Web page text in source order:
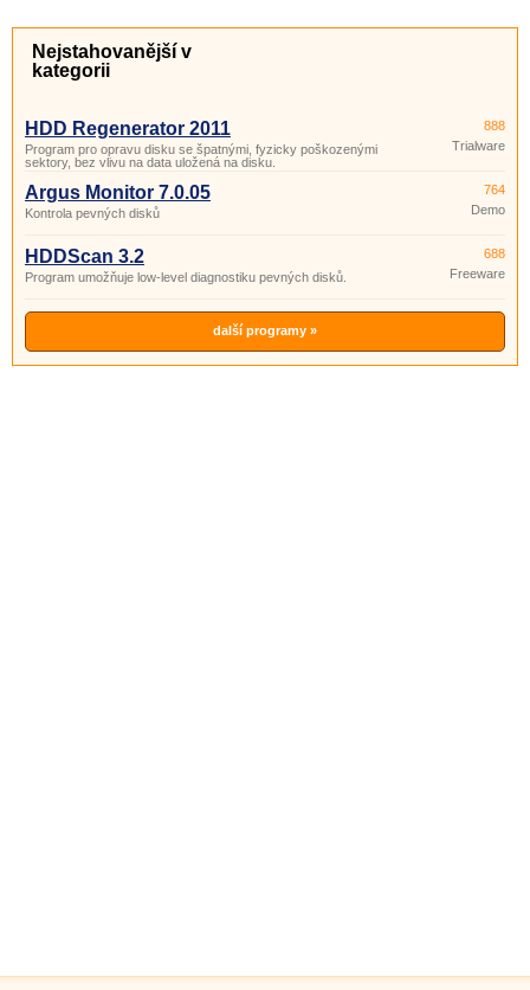
Nejstahovanější v
kategorii
HDD Regenerator 2011
Program pro opravu disku se špatnými, fyzicky poškozenými
sektory, bez vlivu na data uložená na disku.
888
Trialware
Argus Monitor 7.0.05
Kontrola pevných disků
764
Demo
HDDScan 3.2
Program umožňuje low-level diagnostiku pevných disků.
688
Freeware
další programy »